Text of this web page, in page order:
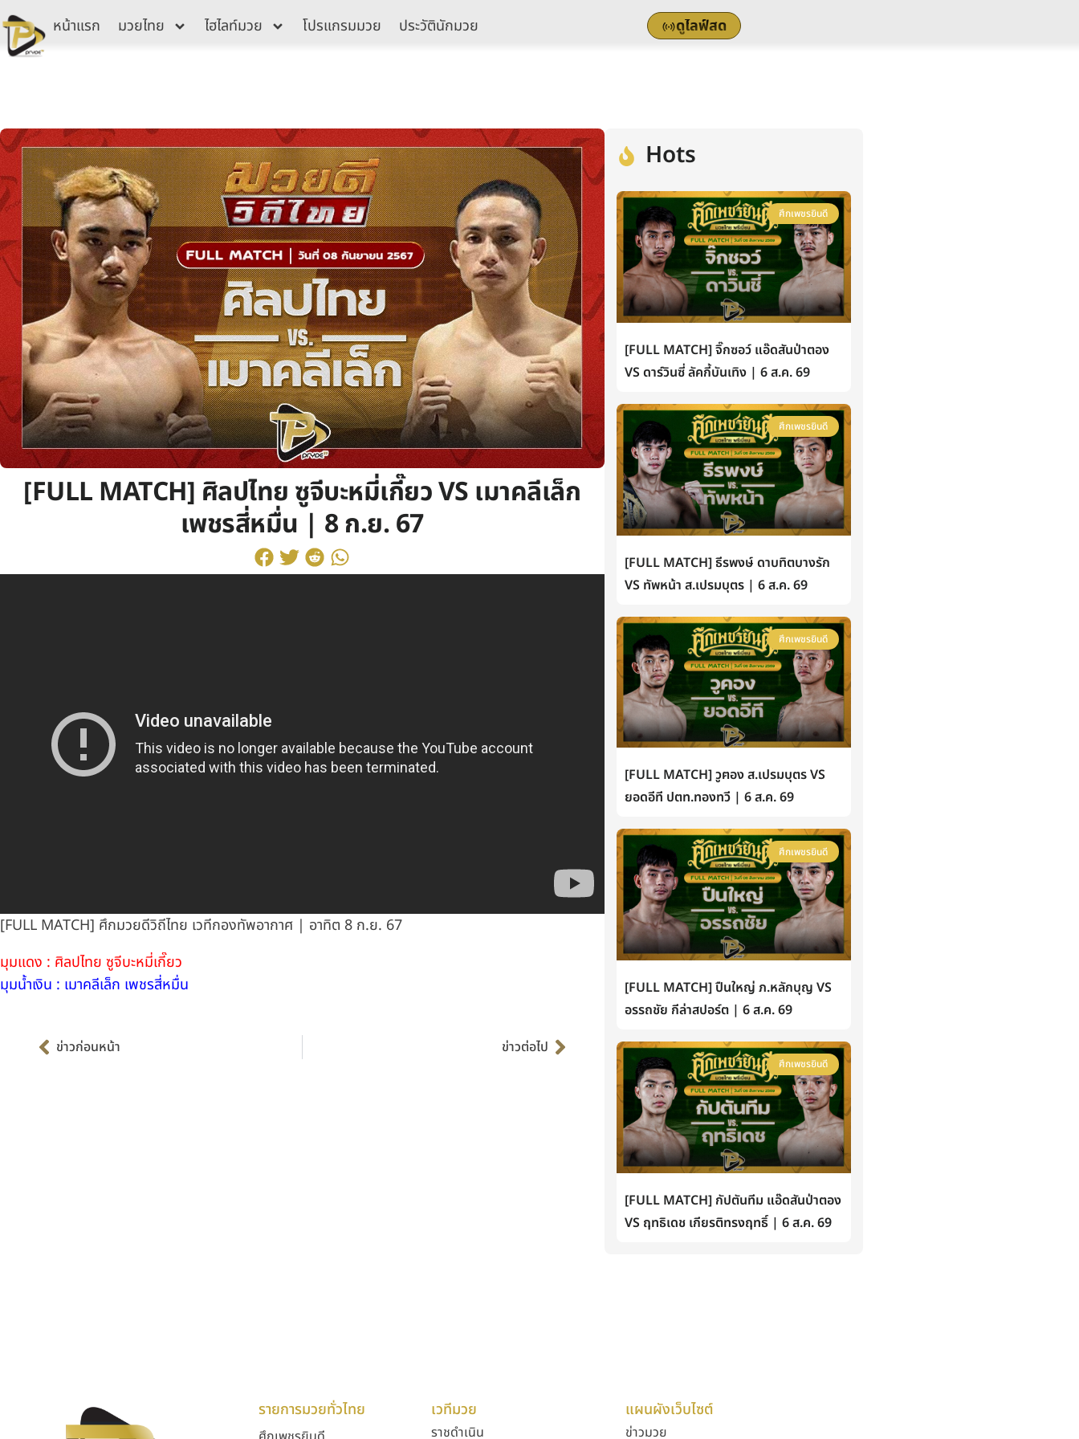
Skip
to
content
หน้าแรก มวยไทย ไฮไลท์มวย โปรแกรมมวย ประวัตินักมวย ดูไลฟ์สด
[FULL MATCH] ศิลปไทย ซูจีบะหมี่เกี๊ยว VS เมาคลีเล็ก
เพชรสี่หมื่น | 8 ก.ย. 67
[FULL MATCH] ศึกมวยดีวิถีไทย เวทีกองทัพอากาศ | อาทิต 8 ก.ย. 67
มุมแดง : ศิลปไทย ซูจีบะหมี่เกี๊ยว
มุมน้ำเงิน : เมาคลีเล็ก เพชรสี่หมื่น
ข่าวก่อนหน้า ข่าวต่อไป
Hots
ศึกเพชรยินดี
[FULL MATCH] จิ๊กซอว์ แอ๊ดสันป่าตอง
VS ดาร์วินซี่ ลัคกี้บันเทิง | 6 ส.ค. 69
ศึกเพชรยินดี
[FULL MATCH] ธีรพงษ์ ดาบทิตบางรัก
VS ทัพหน้า ส.เปรมบุตร | 6 ส.ค. 69
ศึกเพชรยินดี
[FULL MATCH] วูฅอง ส.เปรมบุตร VS
ยอดอีที ปตท.ทองทวี | 6 ส.ค. 69
ศึกเพชรยินดี
[FULL MATCH] ปืนใหญ่ ภ.หลักบุญ VS
อรรถชัย กีล่าสปอร์ต | 6 ส.ค. 69
ศึกเพชรยินดี
[FULL MATCH] กัปตันทีม แอ๊ดสันป่าตอง
VS ฤทธิเดช เกียรติทรงฤทธิ์ | 6 ส.ค. 69
รายการมวยทั่วไทย เวทีมวย
ราชดำเนิน
แผนผังเว็บไซต์
ข่าวมวย